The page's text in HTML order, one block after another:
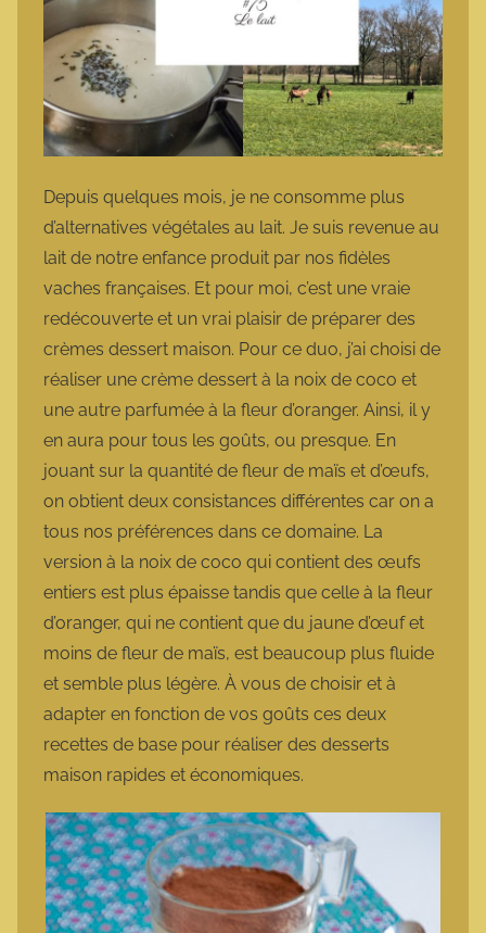
Depuis quelques mois, je ne consomme plus
d’alternatives végétales au lait. Je suis revenue au
lait de notre enfance produit par nos fidèles
vaches françaises. Et pour moi, c’est une vraie
redécouverte et un vrai plaisir de préparer des
crèmes dessert maison. Pour ce duo, j’ai choisi de
réaliser une crème dessert à la noix de coco et
une autre parfumée à la fleur d’oranger. Ainsi, il y
en aura pour tous les goûts, ou presque. En
jouant sur la quantité de fleur de maïs et d’œufs,
on obtient deux consistances différentes car on a
tous nos préférences dans ce domaine. La
version à la noix de coco qui contient des œufs
entiers est plus épaisse tandis que celle à la fleur
d’oranger, qui ne contient que du jaune d’œuf et
moins de fleur de maïs, est beaucoup plus fluide
et semble plus légère. À vous de choisir et à
adapter en fonction de vos goûts ces deux
recettes de base pour réaliser des desserts
maison rapides et économiques.